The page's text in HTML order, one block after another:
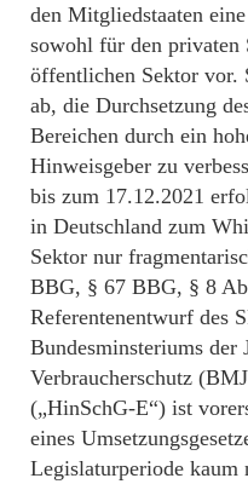
den Mitgliedstaaten
sowohl für den privaten
öffentlichen Sektor vor.
ab, die Durchsetzung
Bereichen durch ein
Hinweisgeber zu
bis zum 17.12.2021
in Deutschland zum
Sektor nur
BBG, § 67 BBG, § 8
Referentenentwurf des
Bundesminsteriums der
Verbraucherschutz
(„HinSchG-E“) ist
eines
Legislaturperiode kaum